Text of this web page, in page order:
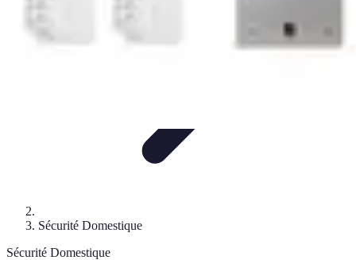
Sécurité Domestique
Sécurité Domestique